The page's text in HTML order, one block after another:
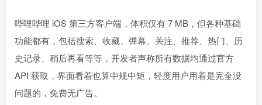
哔哩哔哩 iOS 第三方客户端，体积仅有 7 MB，但各种基础
功能都有，包括搜索、收藏、弹幕、关注、推荐、热门、历
史记录、稍后再看等等，开发者声称所有数据均通过官方
API 获取，界面看着也算中规中矩，轻度用户用着是完全没
问题的，免费无广告。